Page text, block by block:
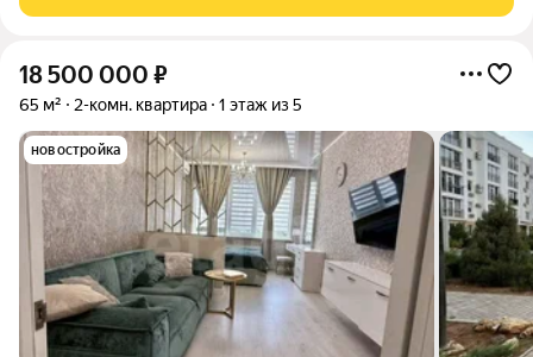
18 500 000 ₽
65 м² 2-комн. квартира 1 этаж из 5
новостройка